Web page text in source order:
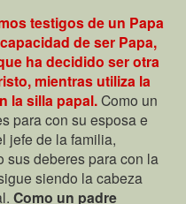
testigos de un Papa
de ser Papa,
ha decidido ser otra
mientras utiliza la
la silla papal.Como un
para con su esposa e
jefe de la familia,
sus deberes para con la
siendo la cabeza
Como un padre